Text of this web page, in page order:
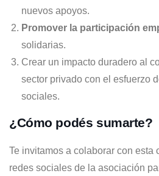
nuevos apoyos.
Promover la participación
solidarias.
Crear un impacto duradero al
sector privado con el esfuerzo
sociales.
¿Cómo podés sumarte?
Te invitamos a colaborar con esta
redes sociales de la asociación